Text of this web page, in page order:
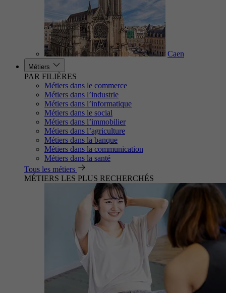
Caen
Métiers
PAR FILIÈRES
Métiers dans le commerce
Métiers dans l’industrie
Métiers dans l’informatique
Métiers dans le social
Métiers dans l’immobilier
Métiers dans l’agriculture
Métiers dans la banque
Métiers dans la communication
Métiers dans la santé
Tous les métiers
MÉTIERS LES PLUS RECHERCHÉS